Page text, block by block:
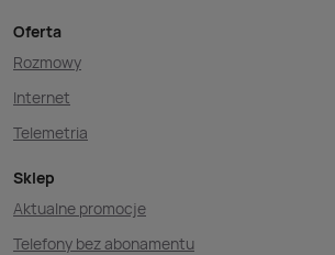
Oferta
Rozmowy
Internet
Telemetria
Sklep
Aktualne promocje
Telefony bez abonamentu